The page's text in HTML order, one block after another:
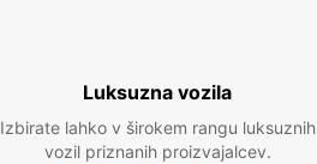
Luksuzna vozila
Izbirate lahko v širokem rangu luksuznih
vozil priznanih proizvajalcev.